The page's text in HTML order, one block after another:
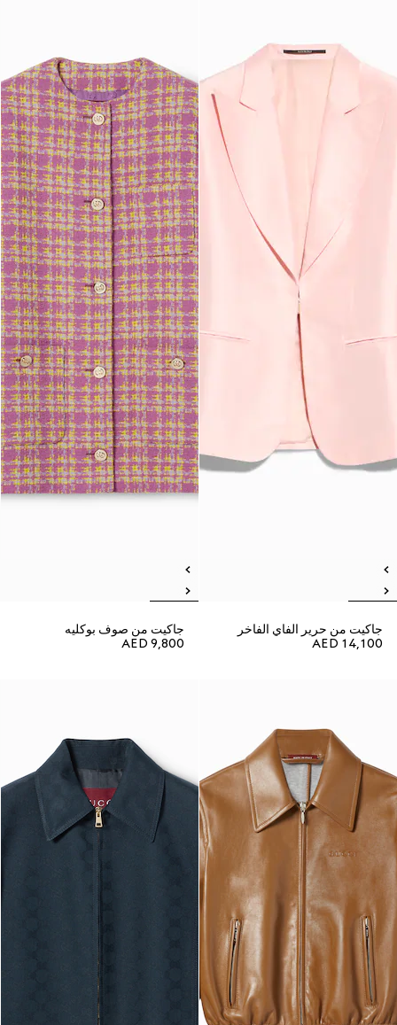
جاكيت من حرير الفاي الفاخر
AED 14,100
جاكيت من صوف بوكليه
AED 9,800